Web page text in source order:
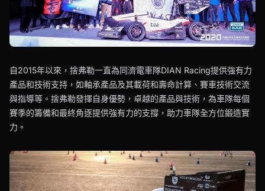
自2015年以來，捨弗勒一直為同濟電車隊DIAN Racing提供強有力
產品和技術支持，如軸承產品及其載荷和壽命計算、賽車技術交流
與指導等。捨弗勒發揮自身優勢，卓越的產品與技術，為車隊每個
賽季的籌備和最終角逐提供強有力的支撐，助力車隊全方位鍛造實
力。